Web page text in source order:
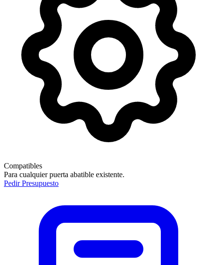
Compatibles
Para cualquier puerta abatible existente.
Pedir Presupuesto